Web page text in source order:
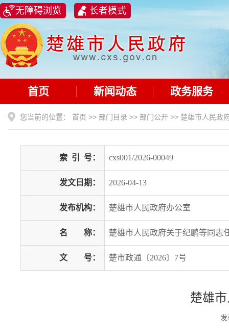
无障碍浏览 长者模式
首页 新闻动态 政务服务
您当前的位置： 首页 >> 部门目录 >> 部门公开 >> 楚雄市人民政
索 引 号： cxs001/2026-00049
发文日期： 2026-04-13
发布机构： 楚雄市人民政府办公室
名 称： 楚雄市人民政府关于纪鹏等同志
文 号： 楚市政通〔2026〕7号
楚雄